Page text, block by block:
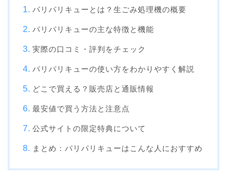
パリパリキューとは？生ごみ処理機の概要
パリパリキューの主な特徴と機能
実際の口コミ・評判をチェック
パリパリキューの使い方をわかりやすく解説
どこで買える？販売店と通販情報
最安値で買う方法と注意点
公式サイトの限定特典について
まとめ：パリパリキューはこんな人におすすめ